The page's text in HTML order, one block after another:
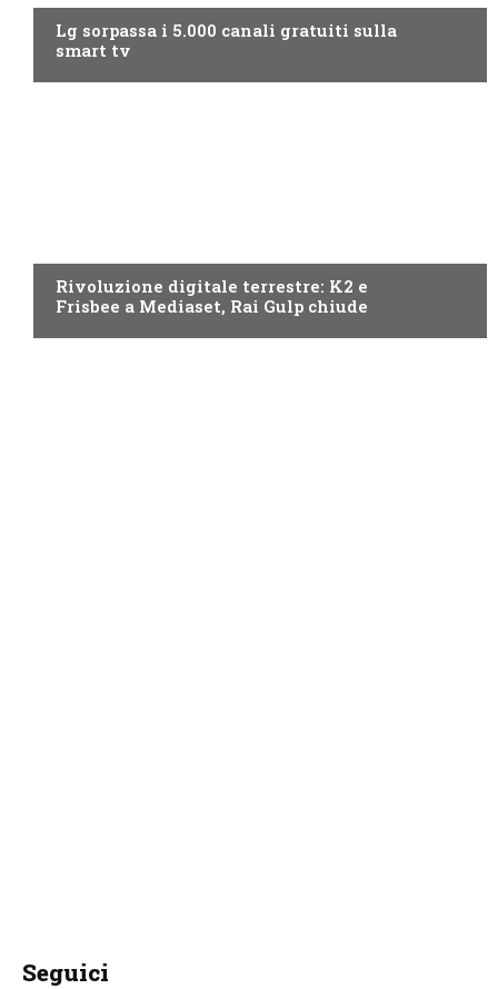
Lg sorpassa i 5.000 canali gratuiti sulla
smart tv
Rivoluzione digitale terrestre: K2 e
Frisbee a Mediaset, Rai Gulp chiude
Seguici